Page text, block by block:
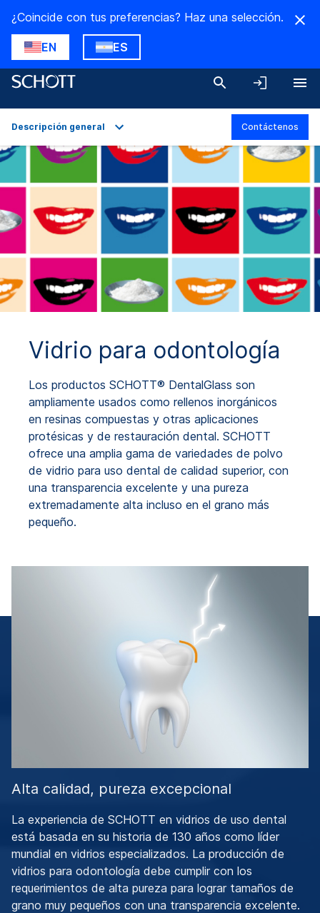
¿Coincide con tus preferencias? Haz una selección.
EN ES
Descripción general
Aplicaciones
Datos técnicos
Variantes del producto
Descargas
Descripción general Contáctenos
Vidrio para odontología
Los productos SCHOTT® DentalGlass son
ampliamente usados como rellenos inorgánicos
en resinas compuestas y otras aplicaciones
protésicas y de restauración dental. SCHOTT
ofrece una amplia gama de variedades de polvo
de vidrio para uso dental de calidad superior, con
una transparencia excelente y una pureza
extremadamente alta incluso en el grano más
pequeño.
Alta calidad, pureza excepcional
La experiencia de SCHOTT en vidrios de uso dental
está basada en su historia de 130 años como líder
mundial en vidrios especializados. La producción de
vidrios para odontología debe cumplir con los
requerimientos de alta pureza para lograr tamaños de
grano muy pequeños con una transparencia excelente.